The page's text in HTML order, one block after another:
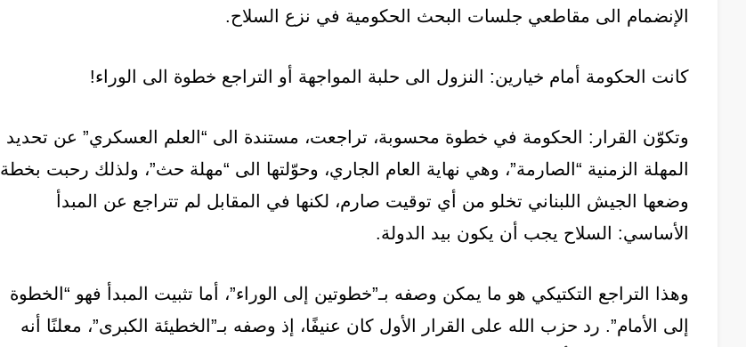
الإنضمام الى مقاطعي جلسات البحث الحكومية في نزع السلاح.
كانت الحكومة أمام خيارين: النزول الى حلبة المواجهة أو التراجع خطوة الى الوراء!
وتكوّن القرار: الحكومة في خطوة محسوبة، تراجعت، مستندة الى “العلم العسكري” عن تحديد
المهلة الزمنية “الصارمة”، وهي نهاية العام الجاري، وحوّلتها الى “مهلة حث”، ولذلك رحبت بخطة
وضعها الجيش اللبناني تخلو من أي توقيت صارم، لكنها في المقابل لم تتراجع عن المبدأ
الأساسي: السلاح يجب أن يكون بيد الدولة.
وهذا التراجع التكتيكي هو ما يمكن وصفه بـ”خطوتين إلى الوراء”، أما تثبيت المبدأ فهو “الخطوة
إلى الأمام”. رد حزب الله على القرار الأول كان عنيفًا، إذ وصفه بـ”الخطيئة الكبرى”، معلنًا أنه